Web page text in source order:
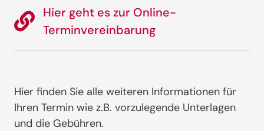
Hier geht es zur Online-
Terminvereinbarung
Hier finden Sie alle weiteren Informationen für
Ihren Termin wie z.B. vorzulegende Unterlagen
und die Gebühren.